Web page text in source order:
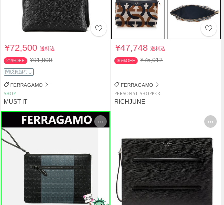
¥72,500送料込
21%OFF ¥91,800
関税負担なし
FERRAGAMO
SHOP
MUST IT
¥47,748送料込
36%OFF ¥75,012
FERRAGAMO
PERSONAL SHOPPER
RICHJUNE